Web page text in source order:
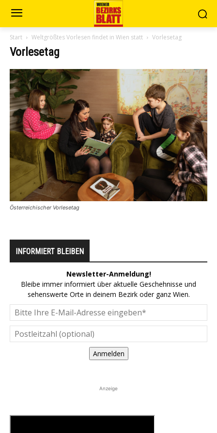
Start Weltgrößtes Vorlesen findet in Wien statt Vorlesetag
Vorlesetag
Österreichischer Vorlesetag
INFORMIERT BLEIBEN
Newsletter-Anmeldung!
Bleibe immer informiert über aktuelle Geschehnisse und
sehenswerte Orte in deinem Bezirk oder ganz Wien.
Anmelden
Anzeige